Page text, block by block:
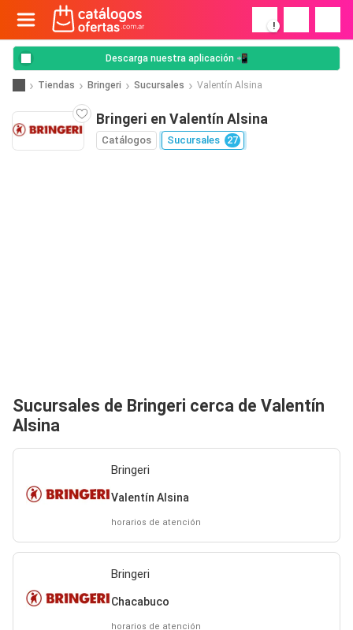
!
Descarga nuestra aplicación 📲
Tiendas Bringeri Sucursales Valentín Alsina
Bringeri en Valentín Alsina
Catálogos Sucursales 27
Sucursales de Bringeri cerca de Valentín
Alsina
Bringeri
Valentín Alsina
horarios de atención
Bringeri
Chacabuco
horarios de atención